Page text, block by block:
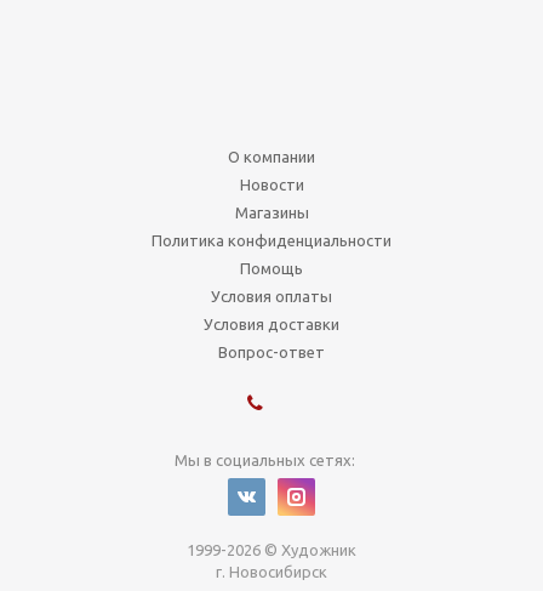
О компании
Новости
Магазины
Политика конфиденциальности
Помощь
Условия оплаты
Условия доставки
Вопрос-ответ
Мы в социальных сетях:
1999-2026 © Художник
г. Новосибирск